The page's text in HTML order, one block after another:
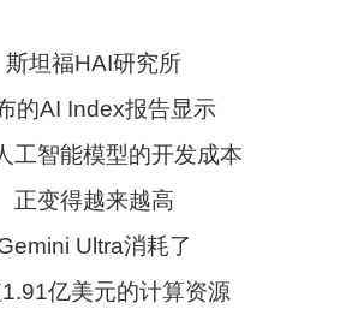
福HAI研究所
AI Index报告显示
智能模型的开发成本
变得越来越高
Ultra消耗了
亿美元的计算资源